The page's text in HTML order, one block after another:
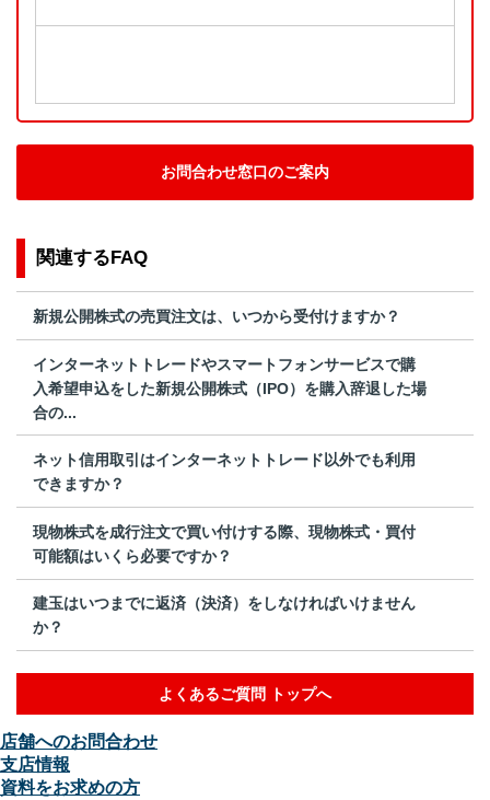
お問合わせ窓口のご案内
関連するFAQ
新規公開株式の売買注文は、いつから受付けますか？
インターネットトレードやスマートフォンサービスで購
入希望申込をした新規公開株式（IPO）を購入辞退した場
合の...
ネット信用取引はインターネットトレード以外でも利用
できますか？
現物株式を成行注文で買い付けする際、現物株式・買付
可能額はいくら必要ですか？
建玉はいつまでに返済（決済）をしなければいけません
か？
よくあるご質問 トップへ
店舗へのお問合わせ
支店情報
資料をお求めの方